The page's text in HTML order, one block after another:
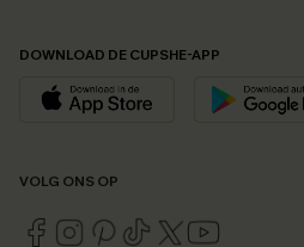
DOWNLOAD DE CUPSHE-APP
VOLG ONS OP